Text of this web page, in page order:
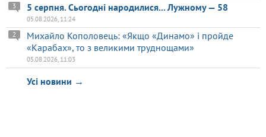
5 серпня. Сьогодні народилися... Лужному — 58
3
05.08.2026, 11:24
Михайло Кополовець: «Якщо «Динамо» і пройде
«Карабах», то з великими труднощами»
2
05.08.2026, 11:03
Усі новини →